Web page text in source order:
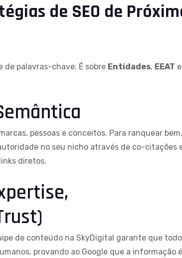
de SEO de
de palavras-chave. É sobre Entidades, EEAT e
pessoas e conceitos. Para ranquear
no seu nicho através de co-citações
diretos.
de conteúdo na SkyDigital garante que
provando ao Google que a informação é